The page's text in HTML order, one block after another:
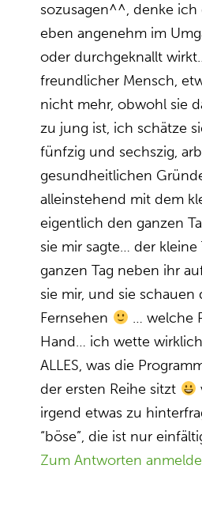
sozusagen^^, denke ich
eben angenehm im
oder durchgeknallt
freundlicher Mensch,
nicht mehr, obwohl sie
zu jung ist, ich schätze
fünfzig und sechszig,
gesundheitlichen
alleinstehend mit dem
eigentlich den ganzen
sie mir sagte… der
ganzen Tag neben ihr
sie mir, und sie schauen
Fernsehen
… welche
Hand… ich wette
ALLES, was die
der ersten Reihe sitzt
irgend etwas zu
“böse”, die ist nur
Zum Antworten